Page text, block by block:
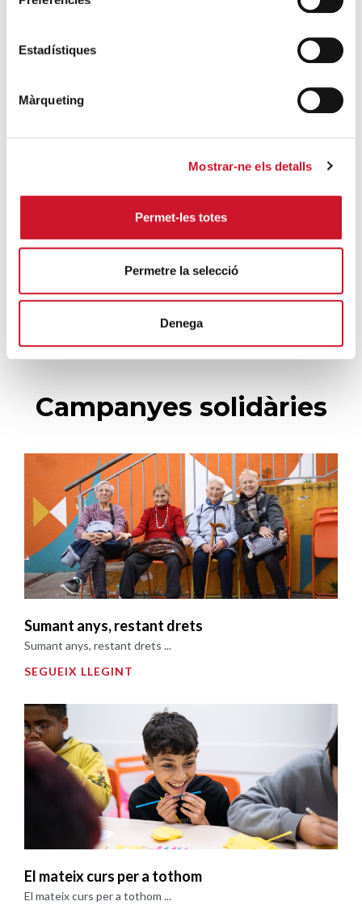
Estadístiques
Màrqueting
Mostrar-ne els detalls
Permet-les totes
Permetre la selecció
Denega
protecció de la dignitat humana
4.100 persones en el dispositiu
SEGUEIX LLEGINT
SEGUEIX LLEGINT
El voluntariat, una oportunitat per fer
créixer el Maresme
Campanyes solidàries
Sumant anys, restant drets
Sumant anys, restant drets ...
SEGUEIX LLEGINT
El mateix curs per a tothom
El mateix curs per a tothom ...